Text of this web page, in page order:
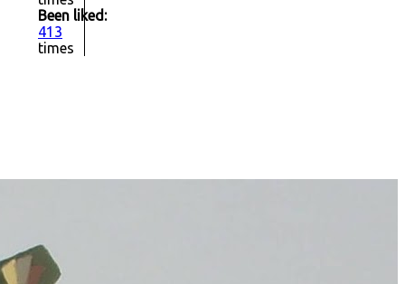
Been liked:
413
times